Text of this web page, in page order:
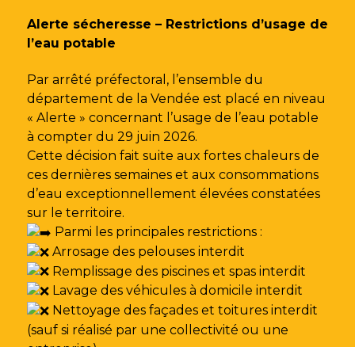
Alerte sécheresse – Restrictions d’usage de
l’eau potable
Par arrêté préfectoral, l’ensemble du
département de la Vendée est placé en niveau
« Alerte » concernant l’usage de l’eau potable
à compter du 29 juin 2026.
Cette décision fait suite aux fortes chaleurs de
ces dernières semaines et aux consommations
d’eau exceptionnellement élevées constatées
sur le territoire.
Parmi les principales restrictions :
Arrosage des pelouses interdit
Remplissage des piscines et spas interdit
Lavage des véhicules à domicile interdit
Nettoyage des façades et toitures interdit
(sauf si réalisé par une collectivité ou une